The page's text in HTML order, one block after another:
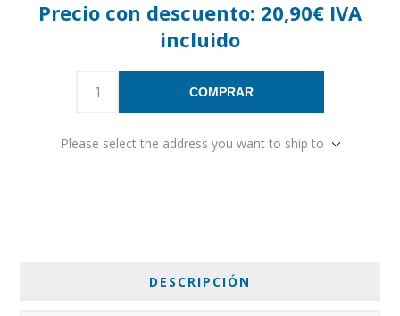
Precio con descuento: 20,90€ IVA
incluido
COMPRAR
Please select the address you want to ship to
DESCRIPCIÓN